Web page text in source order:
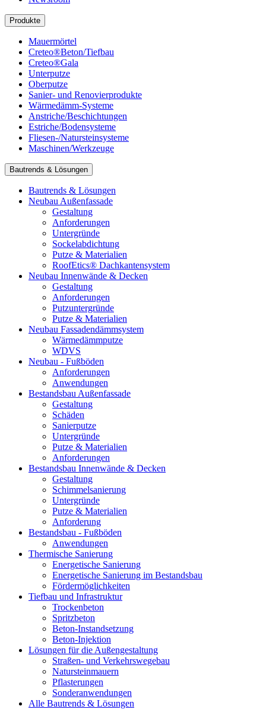
Produkte
Mauermörtel
Creteo®Beton/Tiefbau
Creteo®Gala
Unterputze
Oberputze
Sanier- und Renovierprodukte
Wärmedämm-Systeme
Anstriche/Beschichtungen
Estriche/Bodensysteme
Fliesen-/Natursteinsysteme
Maschinen/Werkzeuge
Bautrends & Lösungen
Bautrends & Lösungen
Neubau Außenfassade
Gestaltung
Anforderungen
Untergründe
Sockelabdichtung
Putze & Materialien
RoofEtics® Dachkantensystem
Neubau Innenwände & Decken
Gestaltung
Anforderungen
Putzuntergründe
Putze & Materialien
Neubau Fassadendämmsystem
Wärmedämmputze
WDVS
Neubau - Fußböden
Anforderungen
Anwendungen
Bestandsbau Außenfassade
Gestaltung
Schäden
Sanierputze
Untergründe
Putze & Materialien
Anforderungen
Bestandsbau Innenwände & Decken
Gestaltung
Schimmelsanierung
Untergründe
Putze & Materialien
Anforderung
Bestandsbau - Fußböden
Anwendungen
Thermische Sanierung
Energetische Sanierung
Energetische Sanierung im Bestandsbau
Fördermöglichkeiten
Tiefbau und Infrastruktur
Trockenbeton
Spritzbeton
Beton-Instandsetzung
Beton-Injektion
Lösungen für die Außengestaltung
Straßen- und Verkehrswegebau
Natursteinmauern
Pflasterungen
Sonderanwendungen
Alle Bautrends & Lösungen